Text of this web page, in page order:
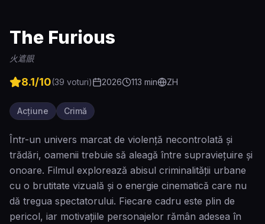
The Furious
火遮眼
8.1/10(39 voturi) 2026 113 min ZH
Acțiune Crimă
Într-un univers marcat de violență necontrolată și
trădări, oamenii trebuie să aleagă între supraviețuire și
onoare. Filmul explorează abisul criminalității urbane
cu o brutitate vizuală și o energie cinematică care nu
dă tregua spectatorului. Fiecare cadru este plin de
pericol, iar motivațiile personajelor rămân adesea în